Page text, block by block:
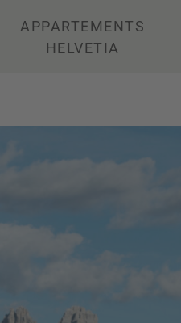
APPARTEMENTS
HELVETIA